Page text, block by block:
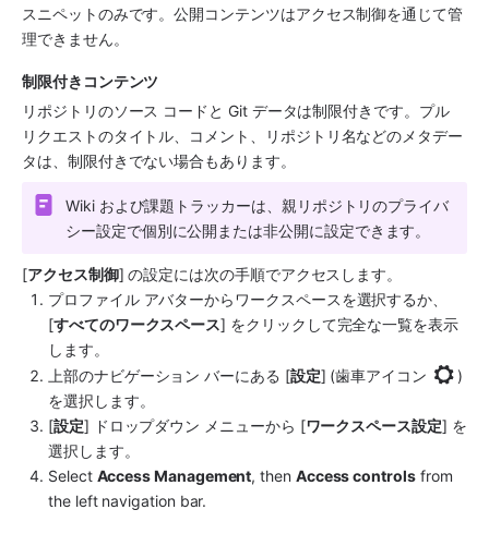
スニペットのみです。公開コンテンツはアクセス制御を通じて管
理できません。
制限付きコンテンツ
リポジトリのソース コードと Git データは制限付きです。プル
リクエストのタイトル、コメント、リポジトリ名などのメタデー
タは、制限付きでない場合もあります。
Wiki および課題トラッカーは、親リポジトリのプライバ
シー設定で個別に公開または非公開に設定できます。
[アクセス制御] の設定には次の手順でアクセスします。
プロファイル アバターからワークスペースを選択するか、
[すべてのワークスペース] をクリックして完全な一覧を表示
します。
上部のナビゲーション バーにある [設定] (歯車アイコン
)
を選択します。
[設定] ドロップダウン メニューから [ワークスペース設定] を
選択します。
Select Access Management, then Access controls from
the left navigation bar.